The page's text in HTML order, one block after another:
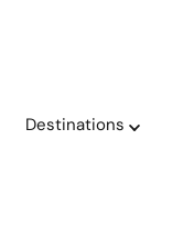
Destinations